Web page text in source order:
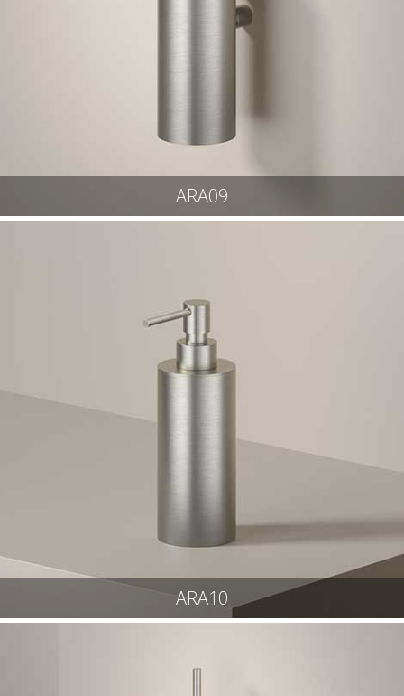
ARA09
ARA10